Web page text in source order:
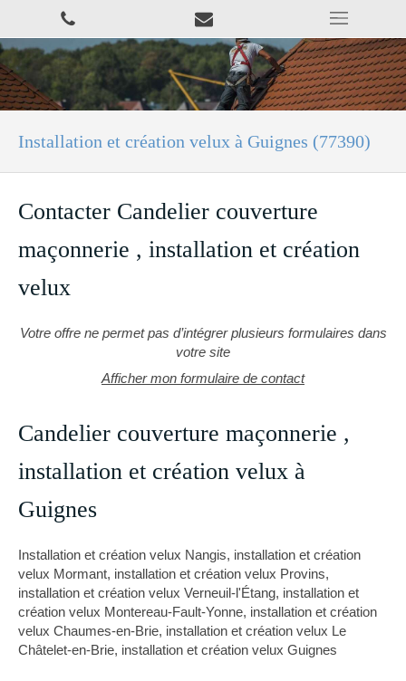
Installation et création velux à Guignes (77390)
Contacter Candelier couverture
maçonnerie , installation et création
velux
Votre offre ne permet pas d’intégrer plusieurs formulaires dans
votre site
Afficher mon formulaire de contact
Candelier couverture maçonnerie ,
installation et création velux à
Guignes
Installation et création velux Nangis, installation et création
velux Mormant, installation et création velux Provins,
installation et création velux Verneuil-l'Étang, installation et
création velux Montereau-Fault-Yonne, installation et création
velux Chaumes-en-Brie, installation et création velux Le
Châtelet-en-Brie, installation et création velux Guignes